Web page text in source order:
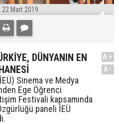
22 Mart 2019
DÜNYANIN EN
Sinema ve Medya
Ege Öğrenci
Festivali kapsamında
paneli İEÜ
A+
A-